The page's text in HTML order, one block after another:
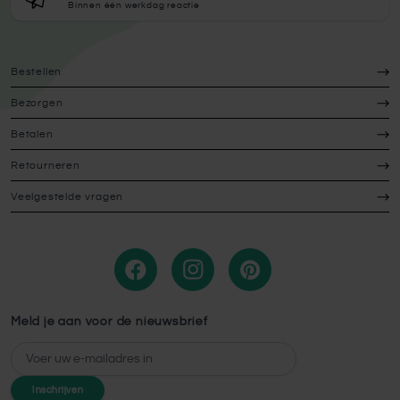
Binnen één werkdag reactie
Bestellen
Bezorgen
Betalen
Retourneren
Veelgestelde vragen
Meld je aan voor de nieuwsbrief
E-mailadres
Inschrijven